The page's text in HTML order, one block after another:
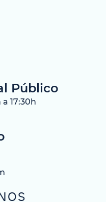
Público
17:30h